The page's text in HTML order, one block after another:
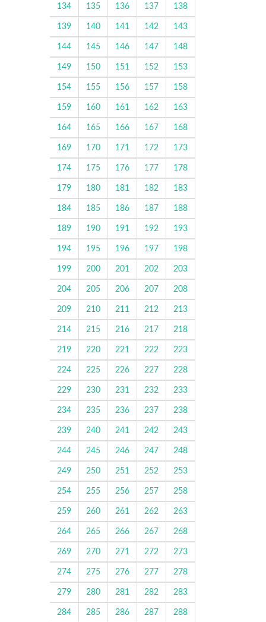
134 135 136 137 138
139 140 141 142 143
144 145 146 147 148
149 150 151 152 153
154 155 156 157 158
159 160 161 162 163
164 165 166 167 168
169 170 171 172 173
174 175 176 177 178
179 180 181 182 183
184 185 186 187 188
189 190 191 192 193
194 195 196 197 198
199 200 201 202 203
204 205 206 207 208
209 210 211 212 213
214 215 216 217 218
219 220 221 222 223
224 225 226 227 228
229 230 231 232 233
234 235 236 237 238
239 240 241 242 243
244 245 246 247 248
249 250 251 252 253
254 255 256 257 258
259 260 261 262 263
264 265 266 267 268
269 270 271 272 273
274 275 276 277 278
279 280 281 282 283
284 285 286 287 288